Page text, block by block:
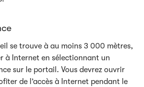
se trouve à au moins 3 000 mètres,
à Internet en sélectionnant un
sur le portail. Vous devrez ouvrir
de l’accès à Internet pendant le